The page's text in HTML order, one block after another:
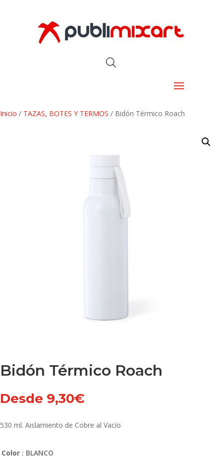
Inicio / TAZAS, BOTES Y TERMOS / Bidón Térmico Roach
Bidón Térmico Roach
Desde 9,30€
530 ml. Aislamiento de Cobre al Vacío
Color : BLANCO